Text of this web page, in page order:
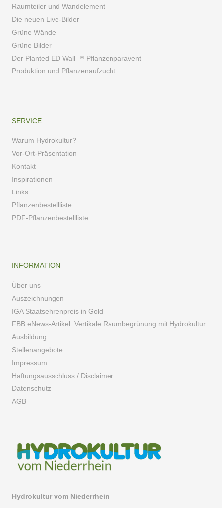
Raumteiler und Wandelement
Die neuen Live-Bilder
Grüne Wände
Grüne Bilder
Der Planted ED Wall ™ Pflanzenparavent
Produktion und Pflanzenaufzucht
SERVICE
Warum Hydrokultur?
Vor-Ort-Präsentation
Kontakt
Inspirationen
Links
Pflanzenbestellliste
PDF-Pflanzenbestellliste
INFORMATION
Über uns
Auszeichnungen
IGA Staatsehrenpreis in Gold
FBB eNews-Artikel: Vertikale Raumbegrünung mit Hydrokultur
Ausbildung
Stellenangebote
Impressum
Haftungsausschluss / Disclaimer
Datenschutz
AGB
Hydrokultur vom Niederrhein